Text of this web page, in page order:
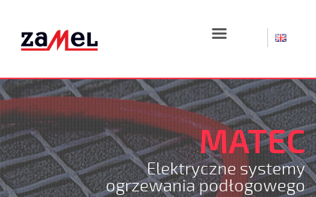
☰
MATEC
Elektryczne systemy
ogrzewania podłogowego